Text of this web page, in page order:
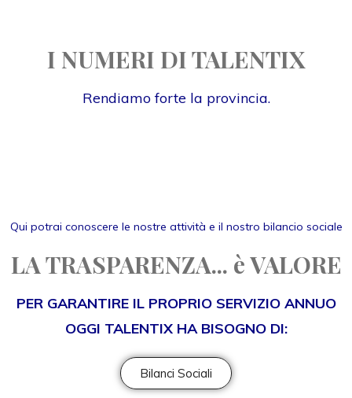
I NUMERI DI TALENTIX
Rendiamo forte la provincia.
Qui potrai conoscere le nostre attività e il nostro bilancio sociale
LA TRASPARENZA... è VALORE
PER GARANTIRE IL PROPRIO SERVIZIO ANNUO
OGGI TALENTIX HA BISOGNO DI:
Bilanci Sociali